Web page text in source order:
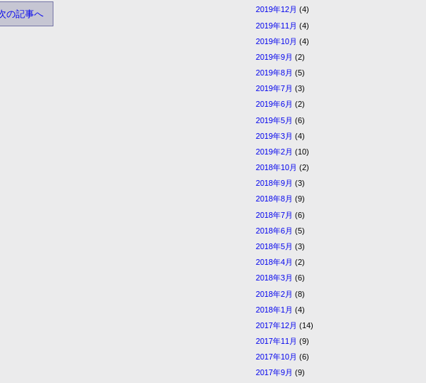
の記事へ
2019年12月 (4)
2019年11月 (4)
2019年10月 (4)
2019年9月 (2)
2019年8月 (5)
2019年7月 (3)
2019年6月 (2)
2019年5月 (6)
2019年3月 (4)
2019年2月 (10)
2018年10月 (2)
2018年9月 (3)
2018年8月 (9)
2018年7月 (6)
2018年6月 (5)
2018年5月 (3)
2018年4月 (2)
2018年3月 (6)
2018年2月 (8)
2018年1月 (4)
2017年12月 (14)
2017年11月 (9)
2017年10月 (6)
2017年9月 (9)